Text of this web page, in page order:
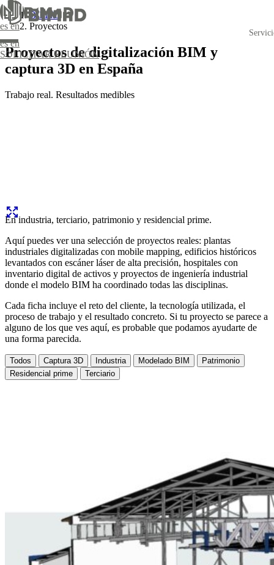
esen
SOLICITAR REUNIÓN
esen
BIMnD
Proyectos
Proyectos de digitalización BIM y
captura 3D en España
Trabajo real. Resultados medibles
En industria, terciario, patrimonio y residencial prime.
Aquí puedes ver una selección de proyectos reales: plantas
industriales digitalizadas con mobile mapping, edificios históricos
levantados con escáner láser de alta precisión, hospitales con
inventario digital de activos y proyectos de ingeniería industrial
donde el modelo BIM ha coordinado todas las disciplinas.
Cada ficha incluye el reto del cliente, la tecnología utilizada, el
proceso de trabajo y el resultado concreto. Si tu proyecto se parece a
alguno de los que ves aquí, es probable que podamos ayudarte de
una forma parecida.
Todos Captura 3D Industria Modelado BIM
Patrimonio
Residencial prime
Terciario